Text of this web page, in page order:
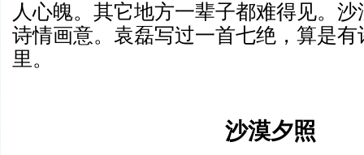
人心魄。其它地方一辈子都难得见。
诗情画意。袁磊写过一首七绝，算是
里。
沙漠夕照